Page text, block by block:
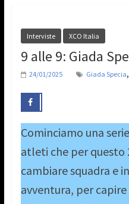
Interviste XCO Italia
9 alle 9: Giada
24/01/2025 Giada Specia,
Cominciamo una
atleti che per questo
cambiare squadra e
avventura, per